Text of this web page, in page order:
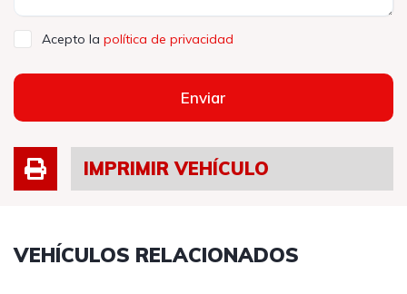
Acepto la política de privacidad
Enviar
IMPRIMIR VEHÍCULO
VEHÍCULOS RELACIONADOS